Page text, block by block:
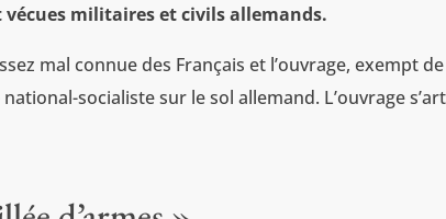
militaires et civils allemands.
mal connue des Français et l’ouvrage, exempt
socialiste sur le sol allemand. L’ouvrage